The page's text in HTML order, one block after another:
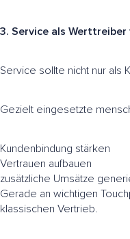
3. Service als Werttreiber
Service sollte nicht nur als
Gezielt eingesetzte
Kundenbindung stärken
Vertrauen aufbauen
zusätzliche Umsätze
Gerade an wichtigen
klassischen Vertrieb.